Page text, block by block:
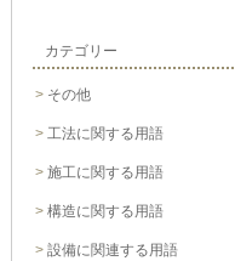
カテゴリー
その他
工法に関する用語
施工に関する用語
構造に関する用語
設備に関連する用語